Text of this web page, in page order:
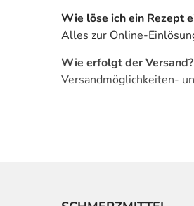
Wie löse ich ein Rezept
Alles zur Online-
Wie erfolgt der Versand?
Versandmöglichkeiten-